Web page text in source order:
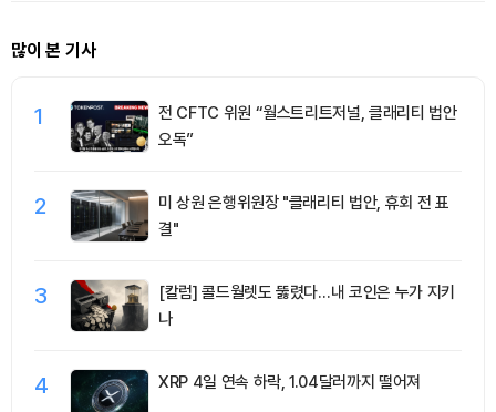
많이 본 기사
1
전 CFTC 위원 “월스트리트저널, 클래리티 법안
오독”
2
미 상원 은행위원장 "클래리티 법안, 휴회 전 표
결"
3
[칼럼] 콜드월렛도 뚫렸다…내 코인은 누가 지키
나
4 XRP 4일 연속 하락, 1.04달러까지 떨어져